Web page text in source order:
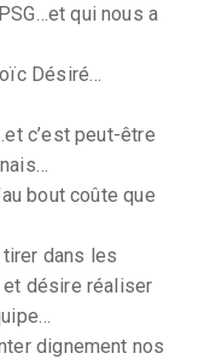
qui nous a
Désiré…
c’est peut-être
bout coûte que
dans les
désire réaliser
dignement nos